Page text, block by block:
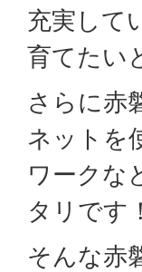
充実して
育てたい
さらに赤
ネットを
ワークな
タリです！
そんな赤